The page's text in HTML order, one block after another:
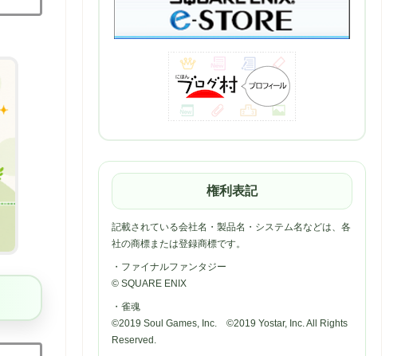
権利表記
記載されている会社名・製品名・システム名などは、各
社の商標または登録商標です。
・ファイナルファンタジー
© SQUARE ENIX
・雀魂
©2019 Soul Games, Inc. ©2019 Yostar, Inc. All Rights
Reserved.